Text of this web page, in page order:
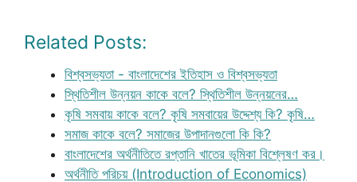
Related Posts:
বিশ্বসভ্যতা - বাংলাদেশের ইতিহাস ও বিশ্বসভ্যতা
স্থিতিশীল উন্নয়ন কাকে বলে? স্থিতিশীল উন্নয়নের…
কৃষি সমবায় কাকে বলে? কৃষি সমবায়ের উদ্দেশ্য কি? কৃষি…
সমাজ কাকে বলে? সমাজের উপাদানগুলো কি কি?
বাংলাদেশের অর্থনীতিতে রপ্তানি খাতের ভূমিকা বিশ্লেষণ কর।
অর্থনীতি পরিচয় (Introduction of Economics)